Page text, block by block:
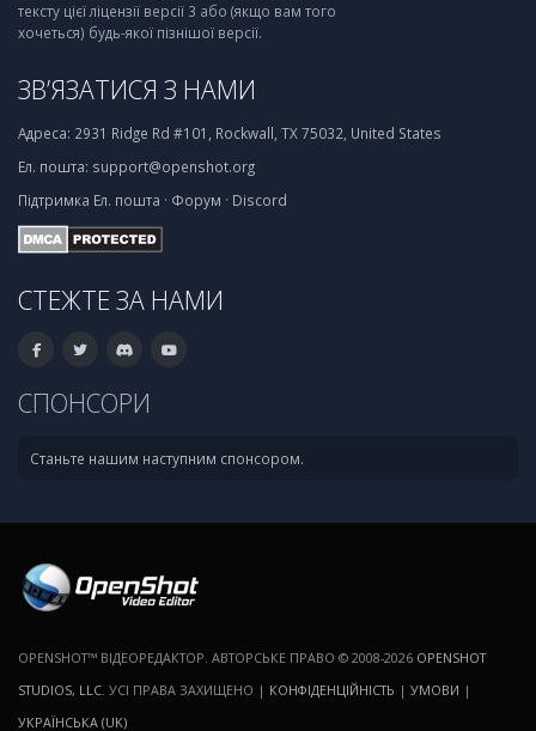
тексту цієї ліцензії версії 3 або (якщо вам того
хочеться) будь-якої пізнішої версії.
ЗВ’ЯЗАТИСЯ З НАМИ
Адреса: 2931 Ridge Rd #101, Rockwall, TX 75032, United States
Ел. пошта: support@openshot.org
Підтримка Ел. пошта · Форум · Discord
СТЕЖТЕ ЗА НАМИ
СПОНСОРИ
Станьте нашим наступним спонсором.
OPENSHOT™ ВІДЕОРЕДАКТОР. АВТОРСЬКЕ ПРАВО © 2008-2026 OPENSHOT
STUDIOS, LLC . УСІ ПРАВА ЗАХИЩЕНО | КОНФІДЕНЦІЙНІСТЬ | УМОВИ |
УКРАЇНСЬКА (UK)